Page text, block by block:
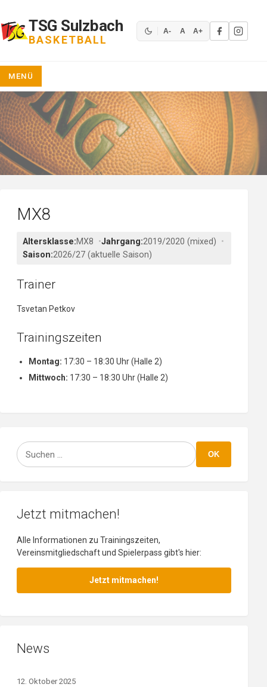
springenTSG Sulzbach
BASKETBALL
A- A A+
MENÜ
MX8
Altersklasse:MX8 Jahrgang:2019/2020 (mixed)
Saison:2026/27 (aktuelle Saison)
Trainer
Tsvetan Petkov
Trainingszeiten
Montag: 17:30 – 18:30 Uhr (Halle 2)
Mittwoch: 17:30 – 18:30 Uhr (Halle 2)
Suchen
OK
Jetzt mitmachen!
Alle Informationen zu Trainingszeiten,
Vereinsmitgliedschaft und Spielerpass gibt's hier:
Jetzt mitmachen!
News
12. Oktober 2025